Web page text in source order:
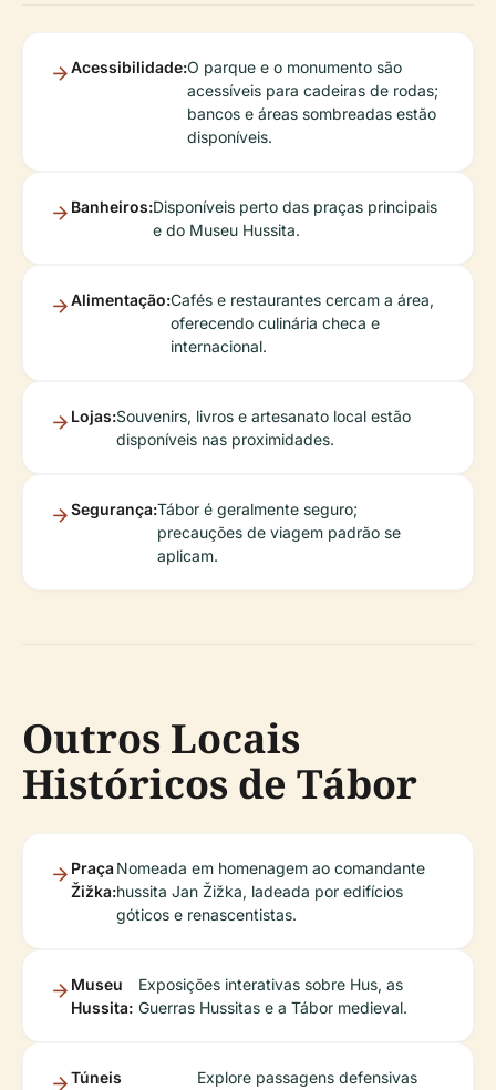
Acessibilidade:O parque e o monumento são
acessíveis para cadeiras de rodas;
bancos e áreas sombreadas estão
disponíveis.
Banheiros:Disponíveis perto das praças principais
e do Museu Hussita.
Alimentação:Cafés e restaurantes cercam a área,
oferecendo culinária checa e
internacional.
Lojas:Souvenirs, livros e artesanato local estão
disponíveis nas proximidades.
Segurança:Tábor é geralmente seguro;
precauções de viagem padrão se
aplicam.
Outros Locais
Históricos de Tábor
Praça
Žižka:
Nomeada em homenagem ao comandante
hussita Jan Žižka, ladeada por edifícios
góticos e renascentistas.
Museu
Hussita:
Exposições interativas sobre Hus, as
Guerras Hussitas e a Tábor medieval.
Túneis
Explore passagens defensivas